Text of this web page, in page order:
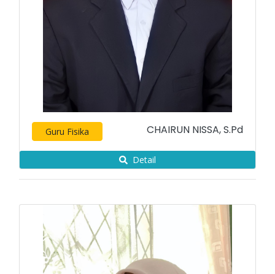
Guru Fisika CHAIRUN NISSA, S.Pd
Detail